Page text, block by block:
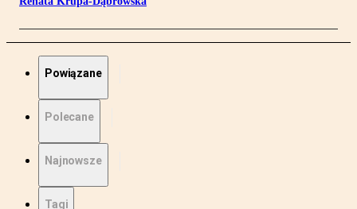
Powiązane
Polecane
Najnowsze
Tagi